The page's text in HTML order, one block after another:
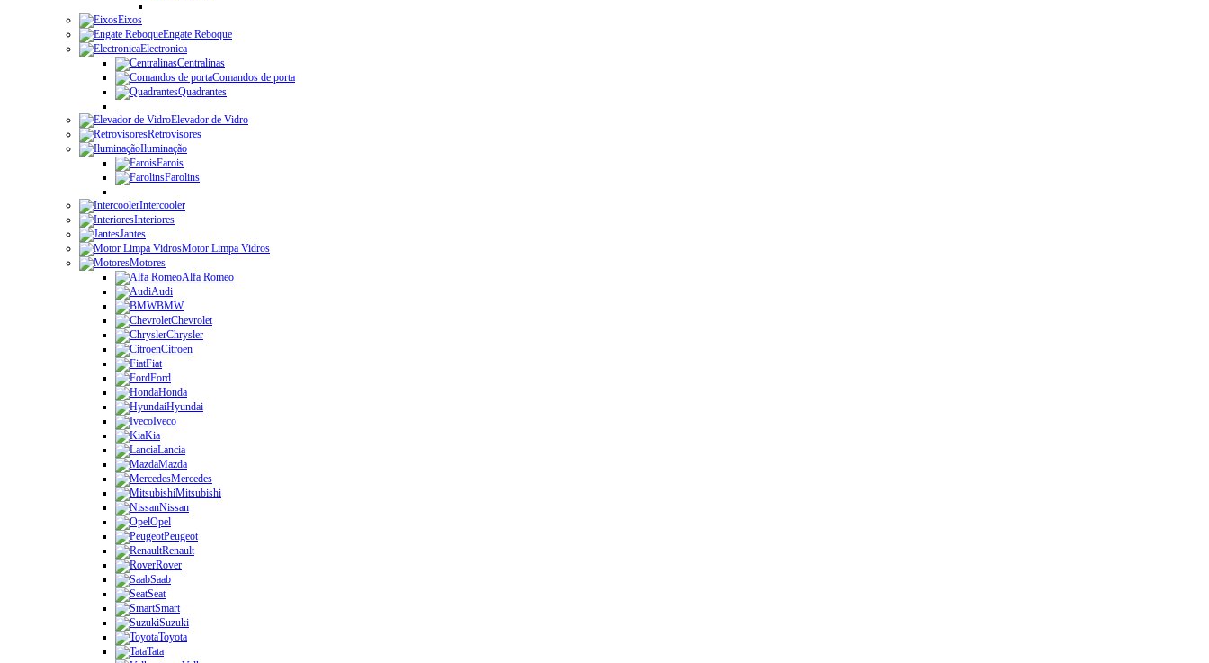
Eixos
Engate Reboque
Electronica
Centralinas
Comandos de porta
Quadrantes
Elevador de Vidro
Retrovisores
Iluminação
Farois
Farolins
Intercooler
Interiores
Jantes
Motor Limpa Vidros
Motores
Alfa Romeo
Audi
BMW
Chevrolet
Chrysler
Citroen
Fiat
Ford
Honda
Hyundai
Iveco
Kia
Lancia
Mazda
Mercedes
Mitsubishi
Nissan
Opel
Peugeot
Renault
Rover
Saab
Seat
Smart
Suzuki
Toyota
Tata